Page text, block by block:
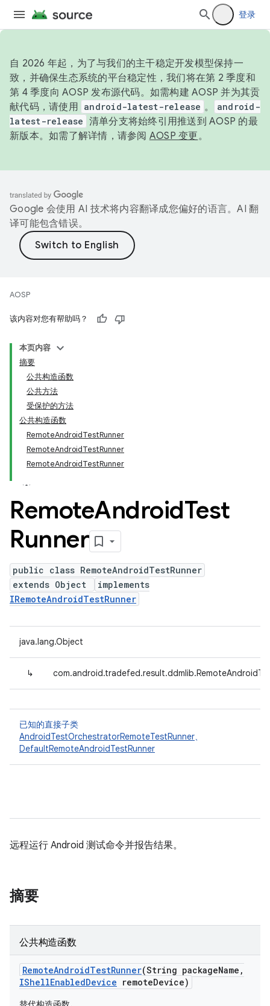
登录
自 2026 年起，为了与我们的主干稳定开发模型保持一
致，并确保生态系统的平台稳定性，我们将在第 2 季度和
第 4 季度向 AOSP 发布源代码。如需构建 AOSP 并为其贡
献代码，请使用 android-latest-release 。
android-
latest-release 清单分支将始终引用推送到 AOSP 的最
新版本。如需了解详情，请参阅 AOSP 变更。
Google 会使用 AI 技术将内容翻译成您偏好的语言。AI 翻
译可能包含错误。
AOSP
该内容对您有帮助吗？
本页内容
摘要
公共构造函数
公共方法
受保护的方法
公共构造函数
RemoteAndroidTestRunner
RemoteAndroidTestRunner
RemoteAndroidTestRunner
RemoteAndroidTest
Runner
public class RemoteAndroidTestRunner
extends Object
implements
IRemoteAndroidTestRunner
java.lang.Object
↳
已知的直接子类
AndroidTestOrchestratorRemoteTestRunner、
DefaultRemoteAndroidTestRunner
远程运行 Android 测试命令并报告结果。
摘要
公共构造函数
RemoteAndroidTestRunner(String packageName ,
IShellEnabledDevice remoteDevice)